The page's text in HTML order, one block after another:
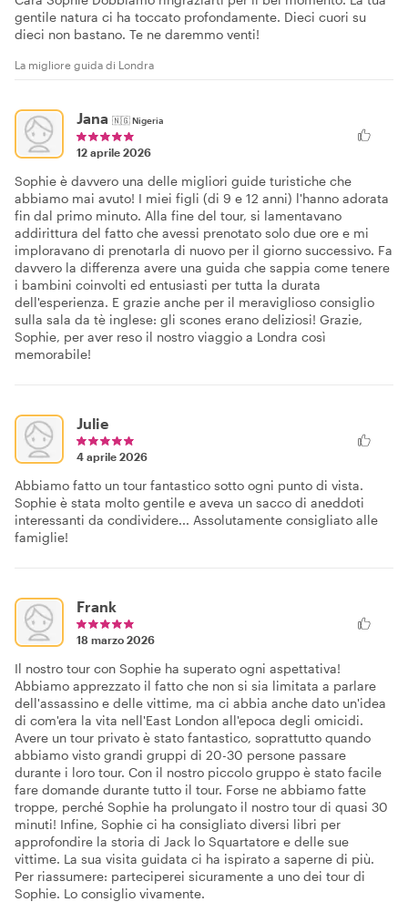
gentile natura ci ha toccato profondamente. Dieci cuori su
dieci non bastano. Te ne daremmo venti!
La migliore guida di Londra
Jana 🇳🇬Nigeria
12 aprile 2026
Sophie è davvero una delle migliori guide turistiche che
abbiamo mai avuto! I miei figli (di 9 e 12 anni) l'hanno adorata
fin dal primo minuto. Alla fine del tour, si lamentavano
addirittura del fatto che avessi prenotato solo due ore e mi
imploravano di prenotarla di nuovo per il giorno successivo. Fa
davvero la differenza avere una guida che sappia come tenere
i bambini coinvolti ed entusiasti per tutta la durata
dell'esperienza. E grazie anche per il meraviglioso consiglio
sulla sala da tè inglese: gli scones erano deliziosi! Grazie,
Sophie, per aver reso il nostro viaggio a Londra così
memorabile!
Julie
4 aprile 2026
Abbiamo fatto un tour fantastico sotto ogni punto di vista.
Sophie è stata molto gentile e aveva un sacco di aneddoti
interessanti da condividere... Assolutamente consigliato alle
famiglie!
Frank
18 marzo 2026
Il nostro tour con Sophie ha superato ogni aspettativa!
Abbiamo apprezzato il fatto che non si sia limitata a parlare
dell'assassino e delle vittime, ma ci abbia anche dato un'idea
di com'era la vita nell'East London all'epoca degli omicidi.
Avere un tour privato è stato fantastico, soprattutto quando
abbiamo visto grandi gruppi di 20-30 persone passare
durante i loro tour. Con il nostro piccolo gruppo è stato facile
fare domande durante tutto il tour. Forse ne abbiamo fatte
troppe, perché Sophie ha prolungato il nostro tour di quasi 30
minuti! Infine, Sophie ci ha consigliato diversi libri per
approfondire la storia di Jack lo Squartatore e delle sue
vittime. La sua visita guidata ci ha ispirato a saperne di più.
Per riassumere: parteciperei sicuramente a uno dei tour di
Sophie. Lo consiglio vivamente.